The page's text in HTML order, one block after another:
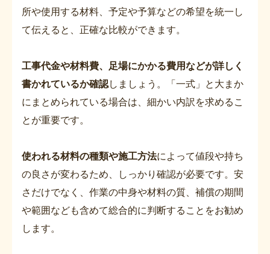
所や使用する材料、予定や予算などの希望を統一し
て伝えると、正確な比較ができます。
工事代金や材料費、足場にかかる費用などが詳しく
書かれているか確認しましょう。「一式」と大まか
にまとめられている場合は、細かい内訳を求めるこ
とが重要です。
使われる材料の種類や施工方法によって値段や持ち
の良さが変わるため、しっかり確認が必要です。安
さだけでなく、作業の中身や材料の質、補償の期間
や範囲なども含めて総合的に判断することをお勧め
します。